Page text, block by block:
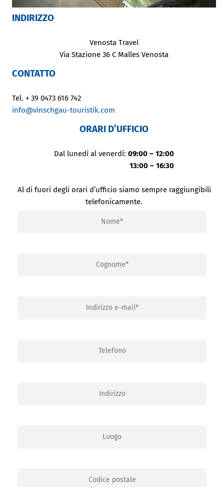
INDIRIZZO
Venosta Travel
Via Stazione 36 C Malles Venosta
CONTATTO
Tel. + 39 0473 616 742
info@vinschgau-touristik.com
ORARI D’UFFICIO
Dal lunedì al venerdì:09:00 – 12:00
13:00 – 16:30
Al di fuori degli orari d’ufficio siamo sempre raggiungibili
telefonicamente.